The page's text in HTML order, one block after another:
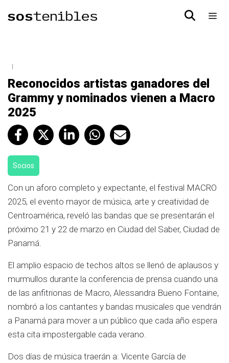
Socios
Reconocidos artistas ganadores del
Grammy y nominados vienen a Macro
2025
Con un aforo completo y expectante, el festival MACRO
2025, el evento mayor de música, arte y creatividad de
Centroamérica, reveló las bandas que se presentarán el
próximo 21 y 22 de marzo en Ciudad del Saber, Ciudad de
Panamá.
El amplio espacio de techos altos se llenó de aplausos y
murmullos durante la conferencia de prensa cuando una
de las anfitrionas de Macro, Alessandra Bueno Fontaine,
nombró a los cantantes y bandas musicales que vendrán
a Panamá para mover a un público que cada año espera
esta cita impostergable cada verano.
Dos días de música traerán a: Vicente García de